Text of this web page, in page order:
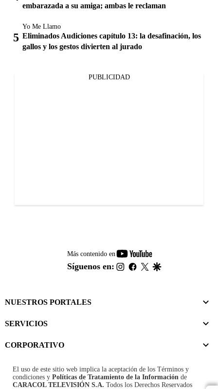
embarazada a su amiga; ambas le reclaman
Yo Me Llamo
Eliminados Audiciones capítulo 13: la desafinación, los
gallos y los gestos divierten al jurado
PUBLICIDAD
Más contenido en
youtube-
footer
Síguenos en: instagram
facebook
twitter
NUESTROS PORTALES
SERVICIOS
CORPORATIVO
El uso de este sitio web implica la aceptación de los Términos y
condiciones y Políticas de Tratamiento de la Información de
CARACOL TELEVISIÓN S.A. Todos los Derechos Reservados